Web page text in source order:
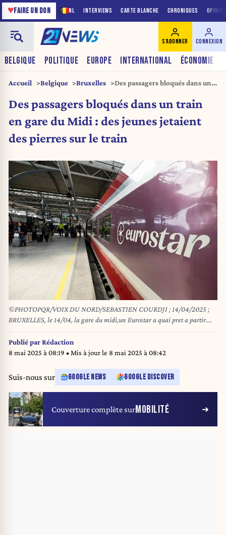
NL INTERVIEWS CARTE BLANCHE CHRONIQUES
♥FAIRE UN DON
BELGIQUE POLITIQUE EUROPE INTERNATIONAL ÉCONOMIE
S'ABONNER CONNEXION
Accueil Belgique Bruxelles
Des passagers bloqués dans un
jeunes jetaient des pierres sur le
Des passagers bloqués dans un train
en gare du Midi : des jeunes jetaient
des pierres sur le train
©PHOTOPQR/VOIX DU NORD/SEBASTIEN COURDJI ; 14/04/2025 ;
BRUXELLES, le 14/04, la gare du midi,un Eurostar a quai pret a partir.
PHOTO SEBASTIEN COURDJI LA VOIX DU NORD
Publié parRédaction
8 mai 2025 à 08:19 • Mis à jour le 8 mai 2025 à 08:42
Suis-nous sur GOOGLE NEWS GOOGLE DISCOVER
Couverture complète surMOBILITÉ